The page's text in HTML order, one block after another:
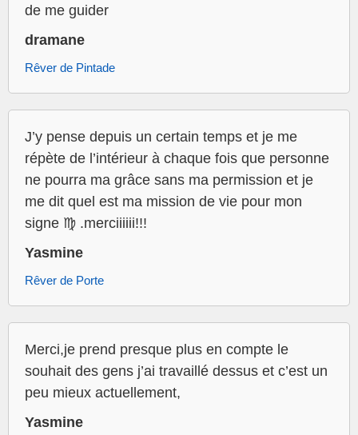
de me guider
dramane
Rêver de Pintade
J’y pense depuis un certain temps et je me
répète de l’intérieur à chaque fois que personne
ne pourra ma grâce sans ma permission et je
me dit quel est ma mission de vie pour mon
signe ♍️ .merciiiiii!!!
Yasmine
Rêver de Porte
Merci,je prend presque plus en compte le
souhait des gens j’ai travaillé dessus et c’est un
peu mieux actuellement,
Yasmine